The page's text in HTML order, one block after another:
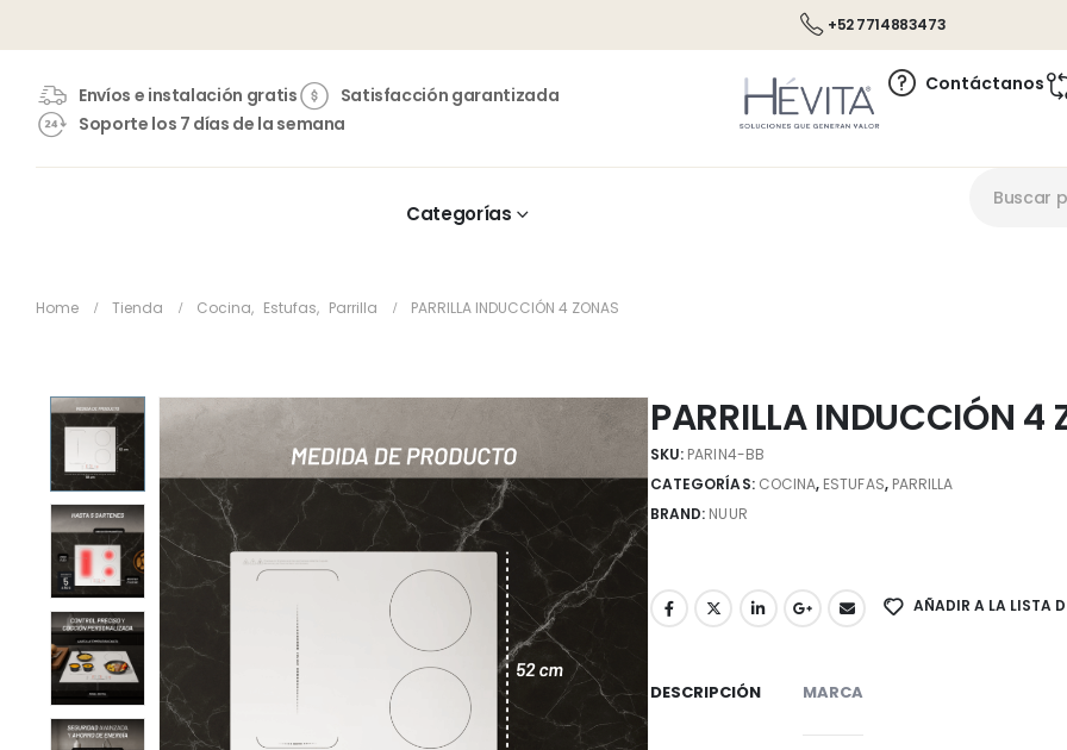
+52 7714883473
Envíos e instalación gratis
Satisfacción garantizada
Soporte los 7 días de la semana
Contáctanos
Categorías
Home Tienda Cocina, Estufas, Parrilla PARRILLA INDUCCIÓN 4 ZONAS
PARRILLA INDUCCIÓN 4
SKU: PARIN4-BB
CATEGORÍAS: COCINA, ESTUFAS, PARRILLA
BRAND: NUUR
AÑADIR A LA LISTA
DESCRIPCIÓN MARCA